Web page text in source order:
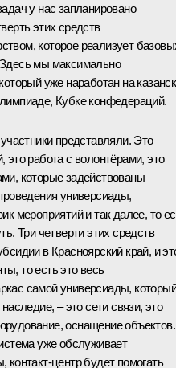
у нас запланировано
этих средств
которое реализует
мы максимально
уже наработан на
Кубке конфедераций.
представляли. Это
это работа с волонтёрами, это
которые задействованы
универсиады,
мероприятий и так далее, то
Три четверти этих средств
в Красноярский край, и
то есть это весь
самой универсиады, который
– это сети связи, это
оснащение объектов.
уже обслуживает
контакт-центр будет помогать